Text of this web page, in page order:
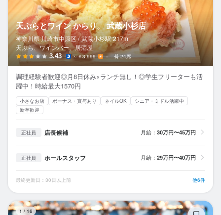
天ぷらとワイン からり。 武蔵小杉店
神奈川県 川崎市中原区 / 武蔵小杉駅 217m
天ぷら、ワインバー、居酒屋
3.43 ～￥3,999 － 24席
調理経験者歓迎◎月8日休み×ランチ無し！◎学生フリーターも活
躍中！時給最大1570円
小さなお店 ボーナス・賞与あり ネイルOK
シニア・ミドル活躍中
新卒歓迎
正社員 店長候補 月給： 30万円〜45万円
正社員 ホールスタッフ 月給： 29万円〜40万円
最終更新日：30日以上前 他6件
1 / 16